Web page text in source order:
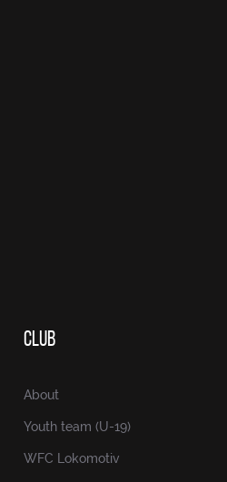
CLUB
About
Youth team (U-19)
WFC Lokomotiv